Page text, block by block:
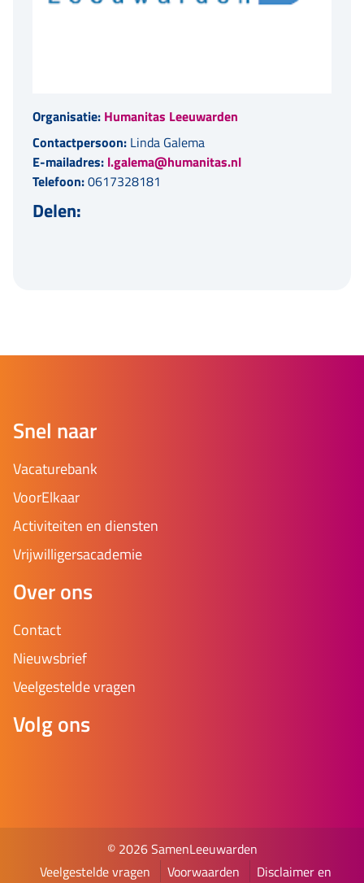
Organisatie: Humanitas Leeuwarden
Contactpersoon: Linda Galema
E-mailadres: l.galema@humanitas.nl
Telefoon:0617328181
Delen:
Snel naar
Vacaturebank
VoorElkaar
Activiteiten en diensten
Vrijwilligersacademie
Over ons
Contact
Nieuwsbrief
Veelgestelde vragen
Volg ons
© 2026 SamenLeeuwarden
Veelgestelde vragen
Voorwaarden
Disclaimer en